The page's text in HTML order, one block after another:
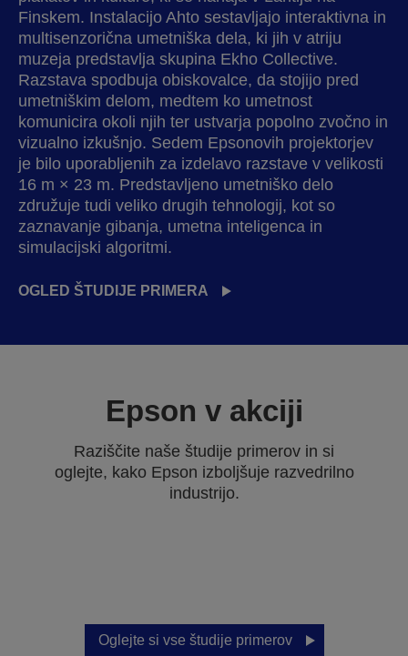
Finskem. Instalacijo Ahto sestavljajo interaktivna in
multisenzorična umetniška dela, ki jih v atriju
muzeja predstavlja skupina Ekho Collective.
Razstava spodbuja obiskovalce, da stojijo pred
umetniškim delom, medtem ko umetnost
komunicira okoli njih ter ustvarja popolno zvočno in
vizualno izkušnjo. Sedem Epsonovih projektorjev
je bilo uporabljenih za izdelavo razstave v velikosti
16 m × 23 m. Predstavljeno umetniško delo
združuje tudi veliko drugih tehnologij, kot so
zaznavanje gibanja, umetna inteligenca in
simulacijski algoritmi.
OGLED ŠTUDIJE PRIMERA
Epson v akciji
Raziščite naše študije primerov in si
oglejte, kako Epson izboljšuje razvedrilno
industrijo.
Oglejte si vse študije primerov